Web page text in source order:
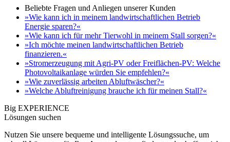
Beliebte Fragen und Anliegen unserer Kunden
»Wie kann ich in meinem landwirtschaftlichen Betrieb
Energie sparen?«
»Wie kann ich für mehr Tierwohl in meinem Stall sorgen?«
»Ich möchte meinen landwirtschaftlichen Betrieb
finanzieren.«
»Stromerzeugung mit Agri-PV oder Freiflächen-PV: Welche
Photovoltaikanlage würden Sie empfehlen?«
»Wie zuverlässig arbeiten Abluftwäscher?«
»Welche Abluftreinigung brauche ich für meinen Stall?«
Big EXPERIENCE
Lösungen suchen
Nutzen Sie unsere bequeme und intelligente Lösungssuche, um